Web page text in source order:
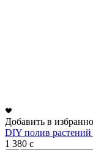
Добавить в
DIY полив
1 380 c